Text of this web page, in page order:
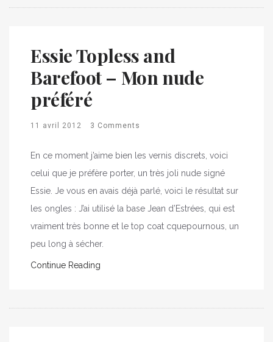
Essie Topless and
Barefoot – Mon nude
préféré
11 avril 2012 3 Comments
En ce moment j’aime bien les vernis discrets, voici
celui que je préfère porter, un très joli nude signé
Essie. Je vous en avais déjà parlé, voici le résultat sur
les ongles : J’ai utilisé la base Jean d’Estrées, qui est
vraiment très bonne et le top coat cquepournous, un
peu long à sécher.
Continue Reading